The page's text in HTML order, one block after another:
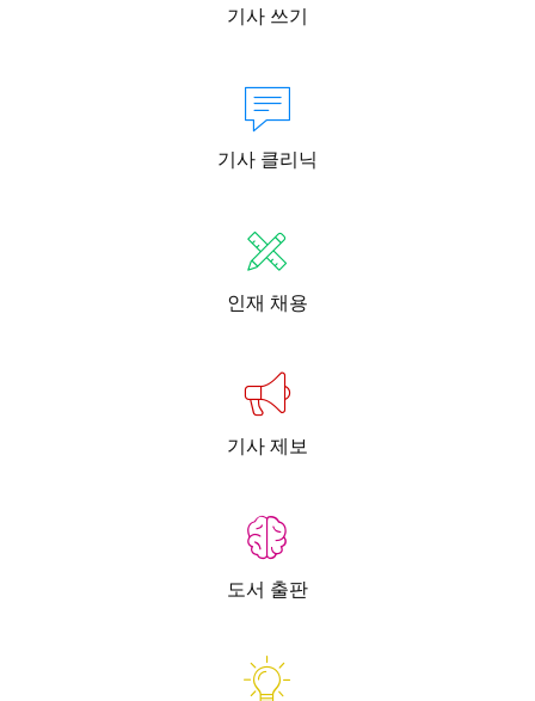
기사 쓰기
기사 클리닉
인재 채용
기사 제보
도서 출판